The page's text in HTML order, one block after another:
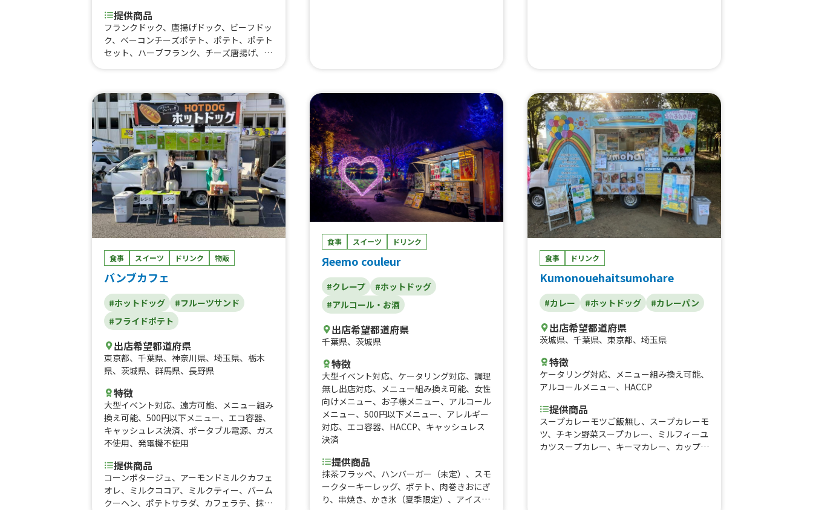
提供商品
フランクドック、唐揚げドック、ビーフドッ
ク、ベーコンチーズポテト、ポテト、ポテト
セット、ハーブフランク、チーズ唐揚げ、唐
オレ、ビール、酎ハイレモン、ノンアルコー
ルビール、果肉入りかき氷、かき氷、たこ焼
き(７個入り)
ホットティー、桜葉入りピンクのわらび餅、
豚汁おにぎりセット、香薫ホットドッグ フ
ライドポテト ドリンクセット、香薫ホット
ドッグ サルサソース、香薫ホットドッグ
プレーン、たぬきつね蕎麦、豚汁、から揚げ
棒、アメリカで大人気のフライドオレオ、肉
まん、蜜焼き芋、生姜ラーメン、世界で1番
美味しいと言われているソーセージを使った
ホットドッグ、ジビエ 猪のコロッケ、ジビ
エ 鹿のコロッケ、ジビエ 鹿のメンチ、さ
つまいもチップス、具沢山台湾パイナップル
イチゴの果実氷、塩焼きそば、屋台焼きそ
ば、⑧ロコモコ丼、日本式チキンケバブサン
ドor丼、チキングリーンカレー、チキンと
茄子のグリーンカレー、生フルーツスティッ
ク、わらび餅、かけ放題セルフシロップかき
氷、星型ワッフル&バニラアイス、チョコワ
ール、アイスカフェラテ、チョコバナナ、ワ
ンコイン チキンのトマト煮丼、ワンコイン
親子丼、親子丼、ワンコイン ロコモコ丼、
チキンのトマト煮丼、ロコモコ丼 ⑦、特製
辛口ジンジャエール、アイスカフェラテ、し
ょうが焼き丼、ネギ塩豚丼、かき氷（自由シ
ロップ、練乳もOK）、ロングポテト、トル
ネードポテト、焼きそば、自分で作る綿あ
め、自分で作るかき氷！、イエローバーガ
ー、グリーンバーガー、ブラックバーガー、
ピンクハンバーガー、600円！台湾丼、600
円！そぼろ丼、600円！しょうが焼き丼、60
0円！ネギ塩豚丼、600円！無水キーマカレ
ー、600円！タコライス、ジビエバーガーポ
食事 スイーツ ドリンク 物販
バンブカフェ
#ホットドッグ
#フルーツサンド
#フライドポテト
出店希望都道府県
東京都、 千葉県、 神奈川県、 埼玉県、 栃木
県、 茨城県、 群馬県、 長野県
特徴
大型イベント対応、 遠方可能、 メニュー組み
換え可能、 500円以下メニュー、 エコ容器、
キャッシュレス決済、 ポータブル電源、 ガス
不使用、 発電機不使用
提供商品
コーンポタージュ、アーモンドミルクカフェ
オレ、ミルクココア、ミルクティー、バーム
クーヘン、ポテトサラダ、カフェラテ、抹茶
食事 スイーツ ドリンク
Яeemo couleur
#クレープ
#ホットドッグ
#アルコール・お酒
出店希望都道府県
千葉県、 茨城県
特徴
大型イベント対応、 ケータリング対応、 調理
無し出店対応、 メニュー組み換え可能、 女性
向けメニュー、 お子様メニュー、 アルコール
メニュー、 500円以下メニュー、 アレルギー
対応、 エコ容器、 HACCP、 キャッシュレス
決済
提供商品
抹茶フラッペ、ハンバーガー（未定）、スモ
ークターキーレッグ、ポテト、肉巻きおにぎ
り、串焼き、かき氷（夏季限定）、アイスパ
食事 ドリンク
Kumonouehaitsumohare
#カレー #ホットドッグ #カレーパン
出店希望都道府県
茨城県、 千葉県、 東京都、 埼玉県
特徴
ケータリング対応、 メニュー組み換え可能、
アルコールメニュー、 HACCP
提供商品
スープカレーモツご飯無し、スープカレーモ
ツ、チキン野菜スープカレー、ミルフィーユ
カツスープカレー、キーマカレー、カップキ